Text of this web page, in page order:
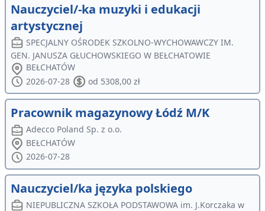
Nauczyciel/-ka muzyki i edukacji
artystycznej
SPECJALNY OŚRODEK SZKOLNO-WYCHOWAWCZY IM.
GEN. JANUSZA GŁUCHOWSKIEGO W BEŁCHATOWIE
BEŁCHATÓW
2026-07-28
od 5308,00 zł
Pracownik magazynowy Łódź M/K
Adecco Poland Sp. z o.o.
BEŁCHATÓW
2026-07-28
Nauczyciel/ka języka polskiego
NIEPUBLICZNA SZKOŁA PODSTAWOWA im. J.Korczaka w